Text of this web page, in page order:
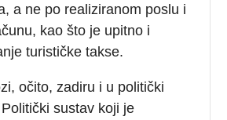
a ne po realiziranom poslu i
kao što je upitno i
turističke takse.
očito, zadiru i u politički
sustav koji je